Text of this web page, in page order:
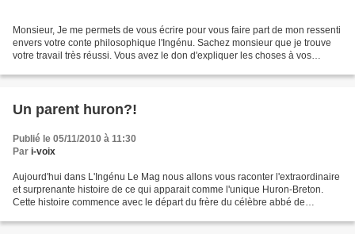
Monsieur, Je me permets de vous écrire pour vous faire part de mon ressenti
envers votre conte philosophique l'Ingénu. Sachez monsieur que je trouve
votre travail très réussi. Vous avez le don d'expliquer les choses à vos
Un parent huron?!
Publié le 05/11/2010 à 11:30
Par i-voix
Aujourd'hui dans L'Ingénu Le Mag nous allons vous raconter l'extraordinaire
et surprenante histoire de ce qui apparait comme l'unique Huron-Breton.
Cette histoire commence avec le départ du frère du célèbre abbé de